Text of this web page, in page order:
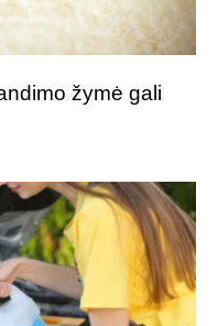
žymė gali